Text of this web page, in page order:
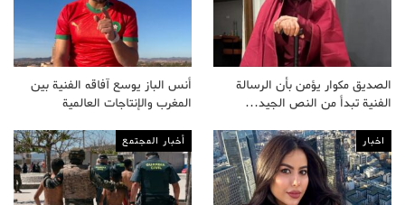
الصديق مكوار يؤمن بأن الرسالة
الفنية تبدأ من النص الجيد…
أنس الباز يوسع آفاقه الفنية بين
المغرب والإنتاجات العالمية
اخبار أخبار المجتمع